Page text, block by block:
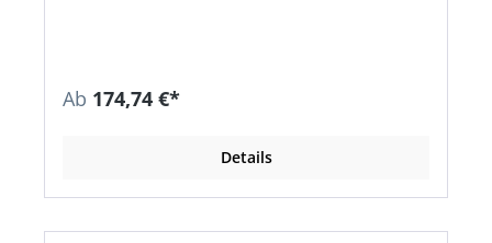
Ab 174,74 €*
Details